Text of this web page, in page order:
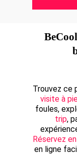
Trouvez ce
visite à
foules,
trip,
Réservez
en ligne